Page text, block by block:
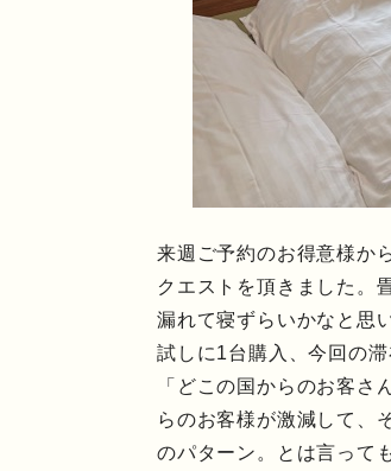
来週ご予約のお得意様か
クエストを頂きました。
漏れて寝ずらいかなと思
試しに1台購入、今回の
「どこの国からのお客
らのお客様が激減して、
のパターン。とは言って